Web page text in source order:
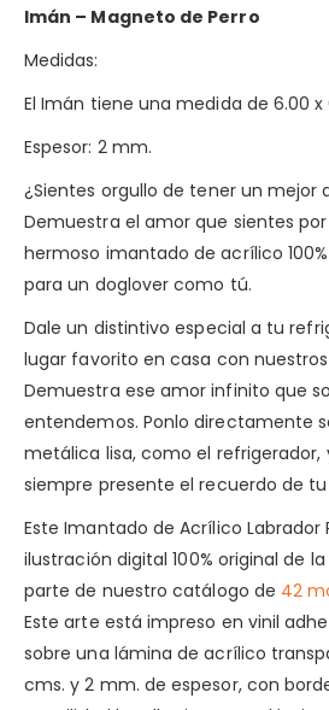
Imán – Magneto de Perro
Medidas:
El Imán tiene una medida de 6.00 x
Espesor: 2 mm.
¿Sientes orgullo de tener un mejor
Demuestra el amor que sientes
hermoso imantado de acrílico
para un doglover como tú.
Dale un distintivo especial a tu
lugar favorito en casa con
Demuestra ese amor infinito que
entendemos. Ponlo directamente
metálica lisa, como el refrigerador,
siempre presente el recuerdo de
Este Imantado de Acrílico Labrador
ilustración digital 100% original de
parte de nuestro catálogo de 42
Este arte está impreso en vinil
sobre una lámina de acrílico
cms. y 2 mm. de espesor, con